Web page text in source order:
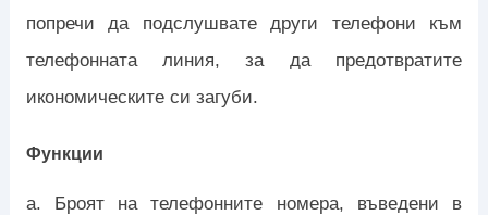
попречи да подслушвате други телефони към
телефонната линия, за да предотвратите
икономическите си загуби.
Функции
a. Броят на телефонните номера, въведени в